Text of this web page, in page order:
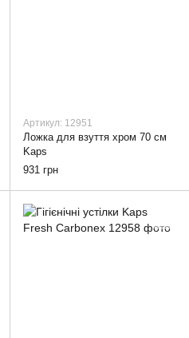
Артикул: 12951
Ложка для взуття хром 70 см
Kaps
931 грн